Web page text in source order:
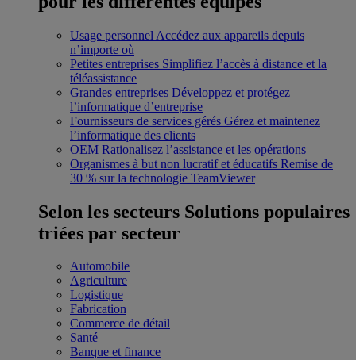
Usage personnel Accédez aux appareils depuis
n’importe où
Petites entreprises Simplifiez l’accès à distance et la
téléassistance
Grandes entreprises Développez et protégez
l’informatique d’entreprise
Fournisseurs de services gérés Gérez et maintenez
l’informatique des clients
OEM Rationalisez l’assistance et les opérations
Organismes à but non lucratif et éducatifs Remise de
30 % sur la technologie TeamViewer
Selon les secteurs Solutions populaires
triées par secteur
Automobile
Agriculture
Logistique
Fabrication
Commerce de détail
Santé
Banque et finance